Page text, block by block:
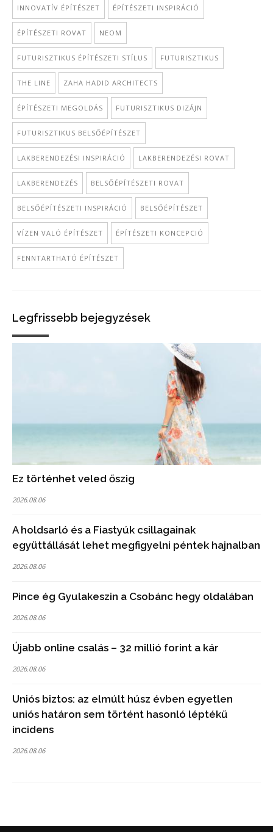
INNOVATÍV ÉPÍTÉSZET ÉPÍTÉSZETI INSPIRÁCIÓ
ÉPÍTÉSZETI ROVAT NEOM
FUTURISZTIKUS ÉPÍTÉSZETI STÍLUS FUTURISZTIKUS
THE LINE ZAHA HADID ARCHITECTS
ÉPÍTÉSZETI MEGOLDÁS FUTURISZTIKUS DIZÁJN
FUTURISZTIKUS BELSŐÉPÍTÉSZET
LAKBERENDEZÉSI INSPIRÁCIÓ LAKBERENDEZÉSI ROVAT
LAKBERENDEZÉS BELSŐÉPÍTÉSZETI ROVAT
BELSŐÉPÍTÉSZETI INSPIRÁCIÓ BELSŐÉPÍTÉSZET
VÍZEN VALÓ ÉPÍTÉSZET ÉPÍTÉSZETI KONCEPCIÓ
FENNTARTHATÓ ÉPÍTÉSZET
Legfrissebb bejegyzések
Ez történhet veled őszig
2026.08.06
A holdsarló és a Fiastyúk csillagainak
együttállását lehet megfigyelni péntek hajnalban
2026.08.06
Pince ég Gyulakeszin a Csobánc hegy oldalában
2026.08.06
Újabb online csalás – 32 millió forint a kár
2026.08.06
Uniós biztos: az elmúlt húsz évben egyetlen
uniós határon sem történt hasonló léptékű
incidens
2026.08.06